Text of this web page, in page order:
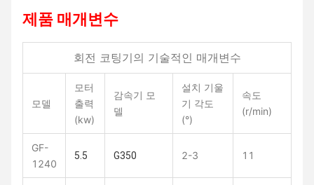
제품 매개변수
회전 코팅기의 기술적인 매개변수
모델
모터
출력
(kw)
감속기 모
델
설치 기울
기 각도
(°)
속도
(r/min)
GF-
1240
5.5 G350 2-3 11